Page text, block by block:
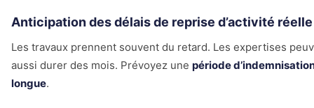
Anticipation des délais de reprise d’activité réelle
Les travaux prennent souvent du retard. Les expertises
aussi durer des mois. Prévoyez une période
longue.